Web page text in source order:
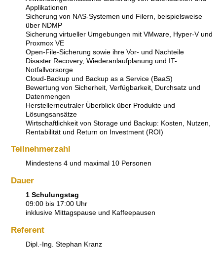
Applikationen
Sicherung von NAS-Systemen und Filern, beispielsweise
über NDMP
Sicherung virtueller Umgebungen mit VMware, Hyper-V und
Proxmox VE
Open-File-Sicherung sowie ihre Vor- und Nachteile
Disaster Recovery, Wiederanlaufplanung und IT-
Notfallvorsorge
Cloud-Backup und Backup as a Service (BaaS)
Bewertung von Sicherheit, Verfügbarkeit, Durchsatz und
Datenmengen
Herstellerneutraler Überblick über Produkte und
Lösungsansätze
Wirtschaftlichkeit von Storage und Backup: Kosten, Nutzen,
Rentabilität und Return on Investment (ROI)
Teilnehmerzahl
Mindestens 4 und maximal 10 Personen
Dauer
1 Schulungstag
09:00 bis 17:00 Uhr
inklusive Mittagspause und Kaffeepausen
Referent
Dipl.-Ing. Stephan Kranz